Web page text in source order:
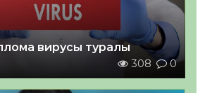
вирусы туралы
308 0